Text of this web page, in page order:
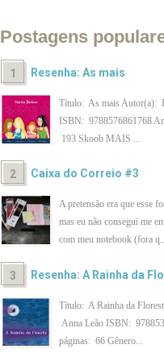
Postagens
Resenha: As mais
Título: As mais Autor(a):
ISBN: 9788576861768
193 Skoob MAIS ...
Caixa do Correio #3
A pretensão era que esse
mas eu não consegui me
com meu notebook (fora
Resenha: A Rainha da
Título: A Rainha da
Anna Leão ISBN:
páginas: 66 Gênero...